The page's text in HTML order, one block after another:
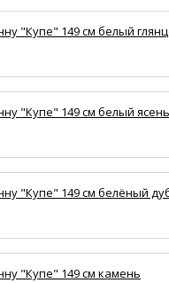
"Купе" 149 см белый
"Купе" 149 см белый ясень
"Купе" 149 см белёный
"Купе" 149 см камень